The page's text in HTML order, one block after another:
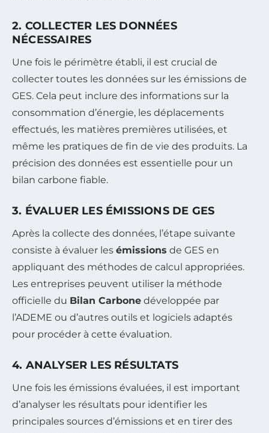
2. COLLECTER LES DONNÉES
NÉCESSAIRES
Une fois le périmètre établi, il est crucial de
collecter toutes les données sur les émissions de
GES. Cela peut inclure des informations sur la
consommation d’énergie, les déplacements
effectués, les matières premières utilisées, et
même les pratiques de fin de vie des produits. La
précision des données est essentielle pour un
bilan carbone fiable.
3. ÉVALUER LES ÉMISSIONS DE GES
Après la collecte des données, l’étape suivante
consiste à évaluer les émissions de GES en
appliquant des méthodes de calcul appropriées.
Les entreprises peuvent utiliser la méthode
officielle du Bilan Carbone développée par
l’ADEME ou d’autres outils et logiciels adaptés
pour procéder à cette évaluation.
4. ANALYSER LES RÉSULTATS
Une fois les émissions évaluées, il est important
d’analyser les résultats pour identifier les
principales sources d’émissions et en tirer des